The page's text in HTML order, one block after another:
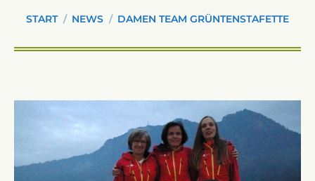
START NEWS DAMEN TEAM GRÜNTENSTAFETTE